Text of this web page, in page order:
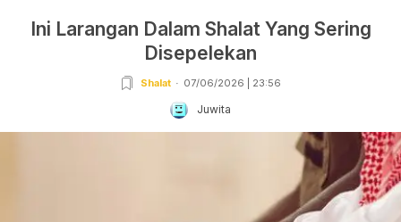
Ini Larangan Dalam Shalat Yang Sering
Disepelekan
Shalat 07/06/2026 | 23:56
Juwita